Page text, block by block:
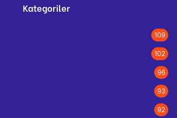
Kategoriler
109
102
96
93
92